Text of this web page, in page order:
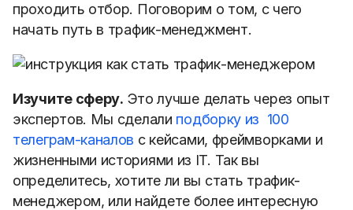
проходить отбор. Поговорим о том, с чего
начать путь в трафик-менеджмент.
Изучите сферу. Это лучше делать через опыт
экспертов. Мы сделали подборку из 100
телеграм-каналов с кейсами, фреймворками и
жизненными историями из IT. Так вы
определитесь, хотите ли вы стать трафик-
менеджером, или найдете более интересную